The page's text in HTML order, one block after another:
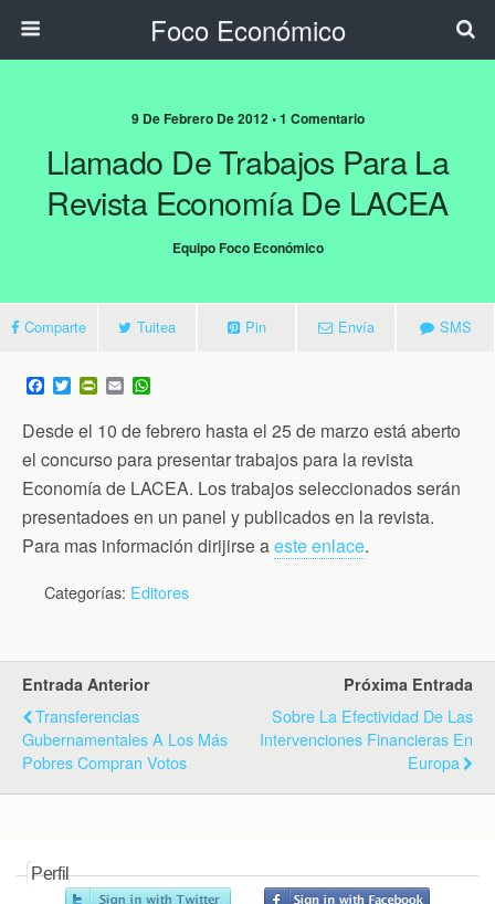
Foco Económico
9 De Febrero De 2012 • 1 Comentario
Llamado De Trabajos Para La
Revista Economía De LACEA
Equipo Foco Económico
Comparte Tuitea Pin Envía SMS
F
a
e
b
o
o
k
T
w
t
t
e
r
P
i
n
t
F
r
i
e
n
y
E
m
a
i
l
t
s
A
p
p
Desde el 10 de febrero hasta el 25 de marzo está aberto
el concurso para presentar trabajos para la revista
Economía de LACEA. Los trabajos seleccionados serán
presentadoes en un panel y publicados en la revista.
Para mas información dirijirse aeste enlace.
Categorías: Editores
Entrada Anterior
Transferencias
Gubernamentales A Los Más
Pobres Compran Votos
Próxima Entrada
Sobre La Efectividad De Las
Intervenciones Financieras En
Europa
Perfil